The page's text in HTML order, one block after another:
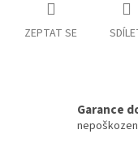
ZEPTAT SE
Garance